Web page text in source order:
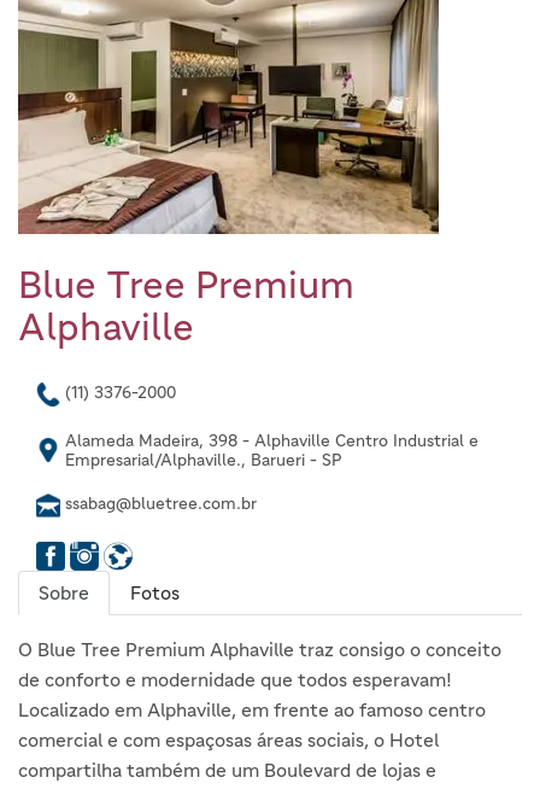
Blue Tree Premium
Alphaville
(11) 3376-2000
Alameda Madeira, 398 - Alphaville Centro Industrial e
Empresarial/Alphaville., Barueri - SP
ssabag@bluetree.com.br
Sobre Fotos
O Blue Tree Premium Alphaville traz consigo o conceito
de conforto e modernidade que todos esperavam!
Localizado em Alphaville, em frente ao famoso centro
comercial e com espaçosas áreas sociais, o Hotel
compartilha também de um Boulevard de lojas e